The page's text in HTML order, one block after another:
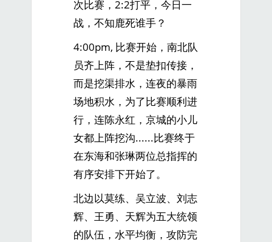
次比赛，2:2打平，今日一
战，不知鹿死谁手？
4:00pm, 比赛开始，南北队
员齐上阵，不是垫扣传接，
而是挖渠排水，连夜的暴雨
场地积水，为了比赛顺利进
行，连陈永红，京城的小儿
女都上阵挖沟......比赛终于
在东海和张琳两位总指挥的
有序安排下开始了。
北边以莫练、吴立波、刘志
辉、王勇、天辉为五大统领
的队伍，水平均衡，攻防完